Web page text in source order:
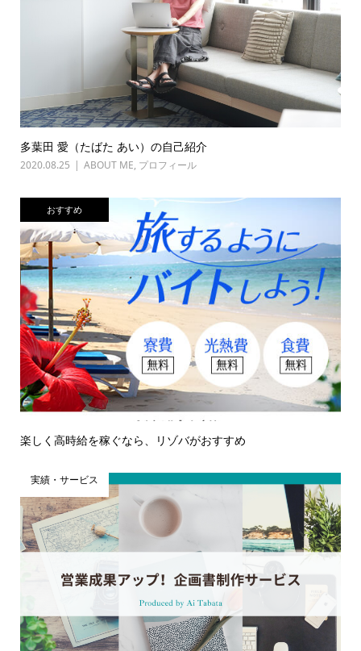
多葉田 愛（たばた あい）の自己紹介
2020.08.25 ABOUT ME, プロフィール
おすすめ
楽しく高時給を稼ぐなら、リゾバがおすすめ
実績・サービス